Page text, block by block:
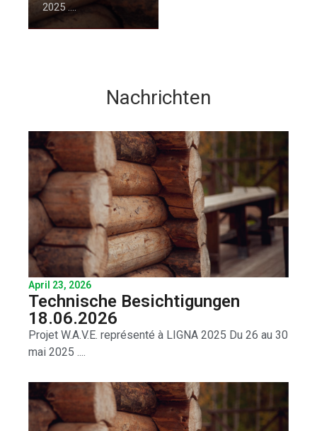
2025 ....
Nachrichten
April 23, 2026
Technische Besichtigungen
18.06.2026
Projet W.A.V.E. représenté à LIGNA 2025 Du 26 au 30
mai 2025 ....